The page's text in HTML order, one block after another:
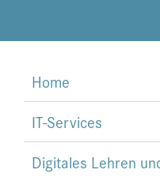
Home
IT-Services
Digitales Lehren